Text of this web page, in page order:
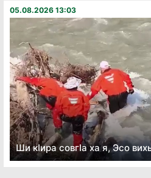
05.08.2026 13:03
Ши кӏира совгӏа ха я, Эсо